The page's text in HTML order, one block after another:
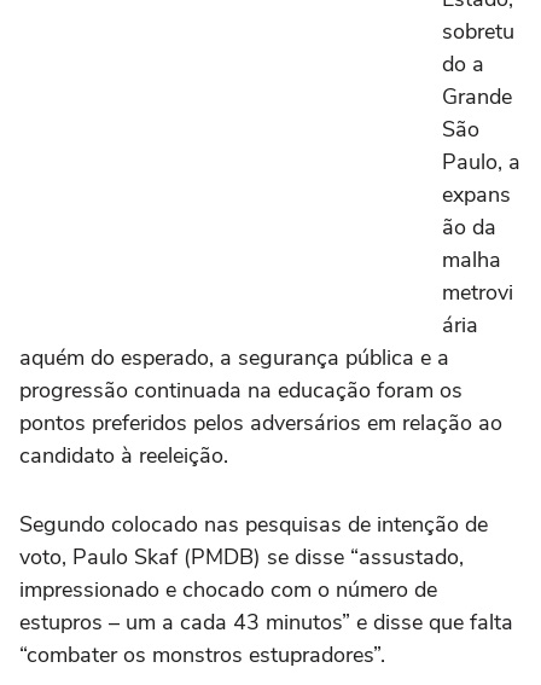
sobretu
do a
Grande
São
Paulo, a
expans
ão da
malha
metrovi
ária
aquém do esperado, a segurança pública e a
progressão continuada na educação foram os
pontos preferidos pelos adversários em relação ao
candidato à reeleição.
Segundo colocado nas pesquisas de intenção de
voto, Paulo Skaf (PMDB) se disse “assustado,
impressionado e chocado com o número de
estupros – um a cada 43 minutos” e disse que falta
“combater os monstros estupradores”.